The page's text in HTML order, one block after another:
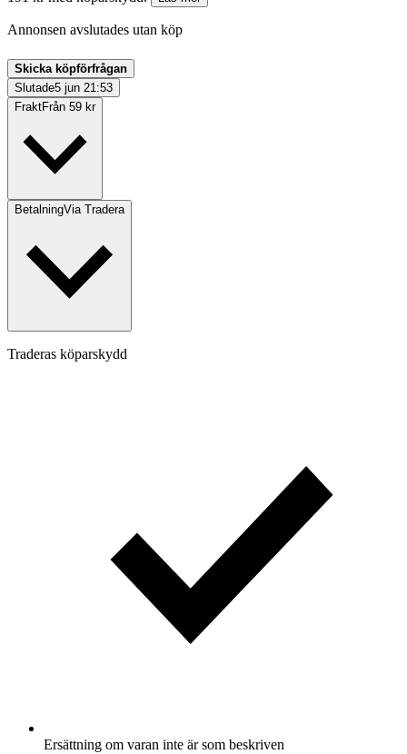
Annonsen avslutades utan köp
Skicka köpförfrågan
Slutade5 jun 21:53
FraktFrån 59 kr
BetalningVia Tradera
Traderas köparskydd
Ersättning om varan inte är som beskriven